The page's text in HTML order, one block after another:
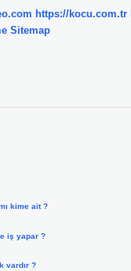
Bastı
https://kocu.com.tr
Sitemap
kime ait ?
iş yapar ?
vardır ?